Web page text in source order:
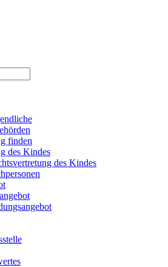
finden
des Kindes
des Kindes